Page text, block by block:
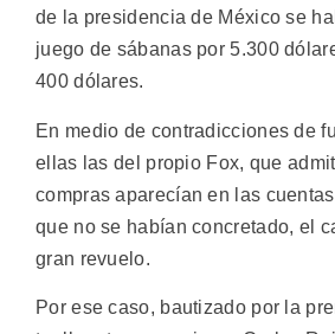
de la presidencia de México se
juego de sábanas por 5.300
400 dólares.
En medio de contradicciones de
ellas las del propio Fox, que
compras aparecían en las
que no se habían concretado, el
gran revuelo.
Por ese caso, bautizado por la